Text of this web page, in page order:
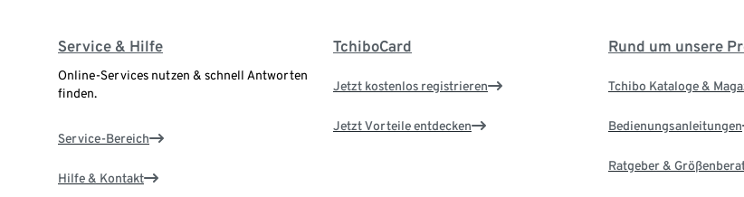
Service & Hilfe
Online-Services nutzen & schnell Antworten
finden.
Service-Bereich
Hilfe & Kontakt
TchiboCard
Jetzt kostenlos registrieren
Jetzt Vorteile entdecken
Rund um unsere
Tchibo Kataloge &
Bedienungsanleitungen
Ratgeber &